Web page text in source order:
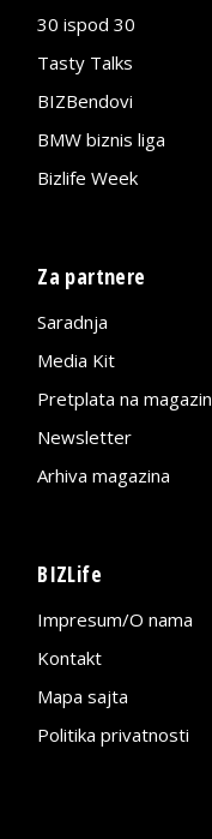
30 ispod 30
Tasty Talks
BIZBendovi
BMW biznis liga
Bizlife Week
Za partnere
Saradnja
Media Kit
Pretplata na magazin
Newsletter
Arhiva magazina
BIZLife
Impresum/O nama
Kontakt
Mapa sajta
Politika privatnosti